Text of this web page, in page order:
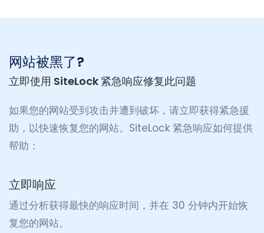
网站被黑了?
立即使用 SiteLock 紧急响应修复此问题
如果您的网站受到攻击并遭到破坏，请立即获得紧急援
助，以快速恢复您的网站。SiteLock 紧急响应如何提供
帮助：
立即响应
通过分析获得最快的响应时间，并在 30 分钟内开始恢
复您的网站。